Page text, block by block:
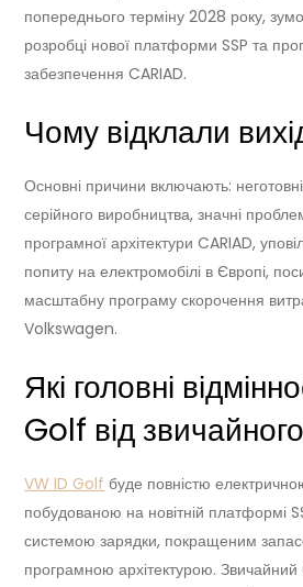
попереднього терміну 2028 року,
розробці нової платформи SSP та
забезпечення CARIAD.
Чому відклали
Основні причини включають:
серійного виробництва, значні
програмної архітектури CARIAD,
попиту на електромобілі в Європі,
масштабну програму скорочення
Volkswagen.
Які головні
Golf від
VW ID Golf буде повністю
побудованою на новітній платформі
системою зарядки, покращеним
програмною архітектурою.